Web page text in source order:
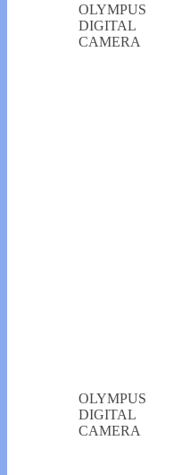
OLYMPUS
DIGITAL
CAMERA
OLYMPUS
DIGITAL
CAMERA